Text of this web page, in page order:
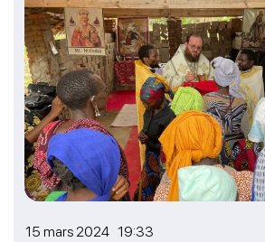
15 mars 2024 19:33